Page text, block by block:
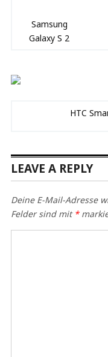
Samsung
Galaxy S 2
HTC
LEAVE A REPLY
Deine E-Mail-Adresse
Felder sind mit *